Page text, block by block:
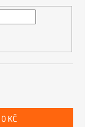
0 KČ